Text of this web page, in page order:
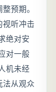
预期。
视听冲击
绝对安
对一般
机未经
法从观众